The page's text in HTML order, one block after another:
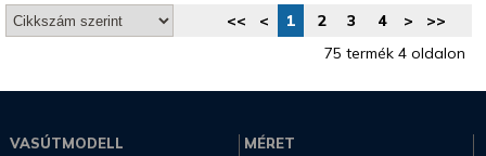
<< < 1 2 3 4 >
>>
75 termék 4 oldalon
VASÚTMODELL MÉRET